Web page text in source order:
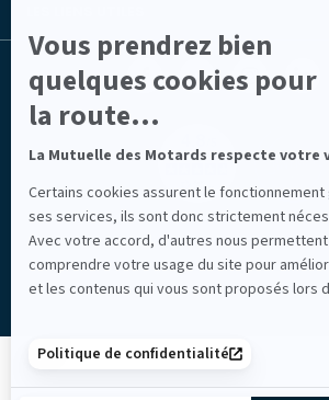
Vous prendrez bien
quelques cookies pour
la route...
La Mutuelle des Motards respecte votre
Certains cookies assurent le
ses services, ils sont donc strictement
Avec votre accord, d'autres nous
comprendre votre usage du site pour
et les contenus qui vous sont proposés lors
Politique de confidentialité
Facebook
(nouvelle
Youtube
(nouvelle
Mentions légales